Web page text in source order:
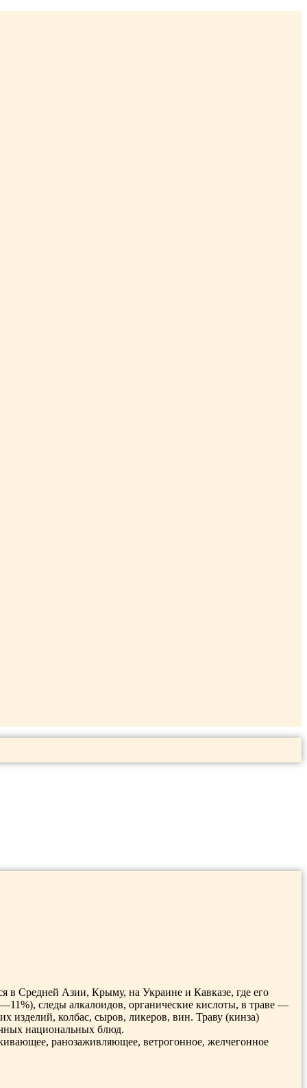
в Средней Азии, Крыму, на Украине и Кавказе, где его
следы алкалоидов, органические кислоты, в траве —
изделий, колбас, сыров, ли­керов, вин. Траву (кинза)
национальных блюд.
ранозаживляющее, ветрогонное, жел­чегонное